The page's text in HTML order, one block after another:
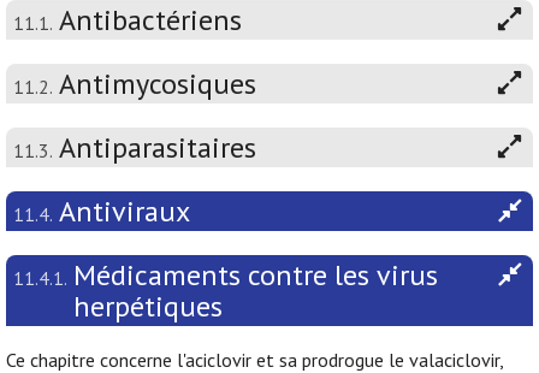
11.1. Antibactériens
11.2. Antimycosiques
11.3. Antiparasitaires
11.4. Antiviraux
11.4.1. Médicaments contre les virus
herpétiques
Ce chapitre concerne l'aciclovir et sa prodrogue le valaciclovir,